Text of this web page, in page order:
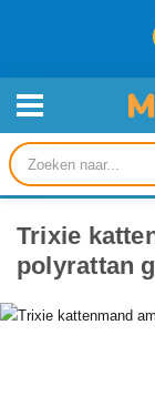
Producten
zoeken
Trixie
polyrattan